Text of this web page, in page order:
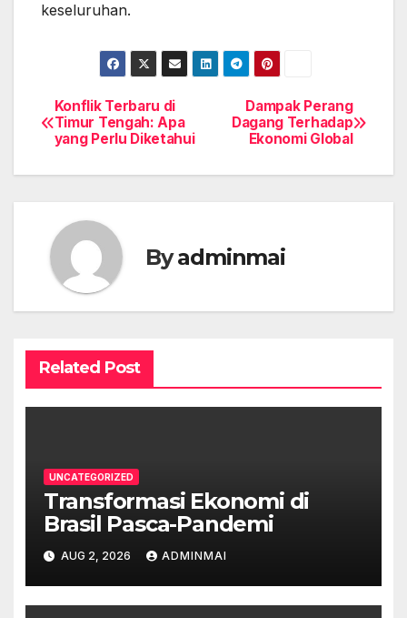
keseluruhan.
Post
navigation
Dampak Perang
Dagang Terhadap
Ekonomi Global
Konflik Terbaru di
Timur Tengah: Apa
yang Perlu Diketahui
Byadminmai
Related Post
UNCATEGORIZED
Transformasi Ekonomi di
Brasil Pasca-Pandemi
AUG 2, 2026 ADMINMAI